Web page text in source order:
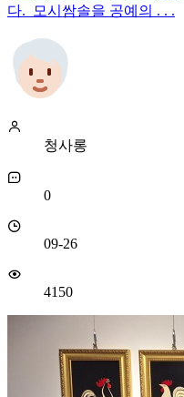
다. 모시쌈솔을 공예의 . . .
청사롱
0
09-26
4150